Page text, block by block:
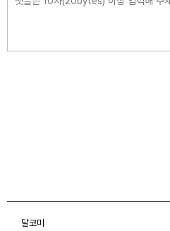
달코미